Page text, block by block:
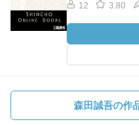
12 3.80
森田誠吾の作